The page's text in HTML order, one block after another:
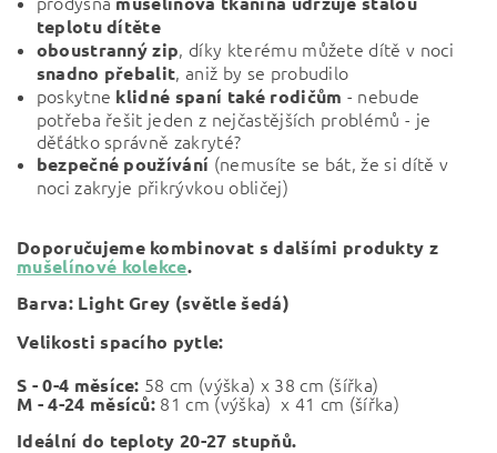
teplotu dítěte
oboustranný zip, díky kterému můžete dítě v noci
snadno přebalit, aniž by se probudilo
poskytne klidné spaní také rodičům - nebude
potřeba řešit jeden z nejčastějších problémů - je
děťátko správně zakryté?
bezpečné používání (nemusíte se bát, že si dítě v
noci zakryje přikrývkou obličej)
Doporučujeme kombinovat s dalšími produkty z
mušelínové kolekce.
Barva: Light Grey (světle šedá)
Velikosti spacího pytle:
S - 0-4 měsíce: 58 cm (výška) x 38 cm (šířka)
M - 4-24 měsíců: 81 cm (výška) x 41 cm (šířka)
Ideální do teploty 20-27 stupňů.